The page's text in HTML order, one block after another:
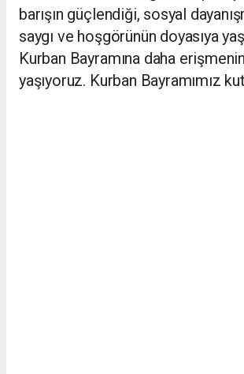
barışın güçlendiği, sosyal
saygı ve hoşgörünün doyasıya
Kurban Bayramına daha
yaşıyoruz. Kurban Bayramımız